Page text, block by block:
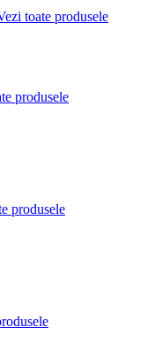
toate produsele
produsele
produsele